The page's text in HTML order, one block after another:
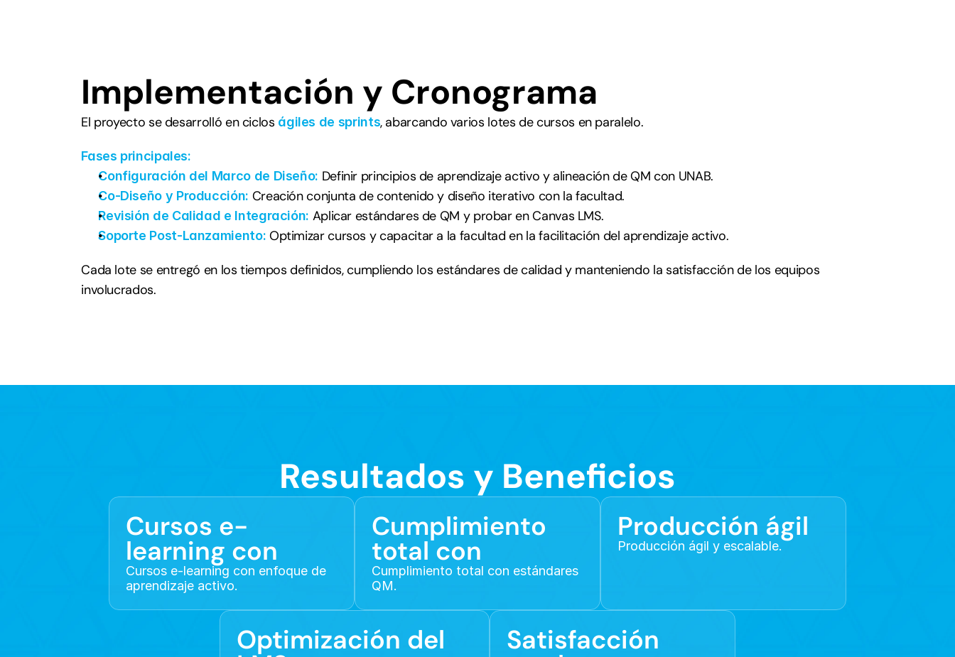
Implementación y Cronograma
El proyecto se desarrolló en ciclos ágiles de sprints, abarcando varios lotes de cursos en paralelo.
Fases principales:
Configuración del Marco de Diseño: Definir principios de aprendizaje activo y alineación de QM con UNAB.
Co-Diseño y Producción: Creación conjunta de contenido y diseño iterativo con la facultad.
Revisión de Calidad e Integración: Aplicar estándares de QM y probar en Canvas LMS.
Soporte Post-Lanzamiento: Optimizar cursos y capacitar a la facultad en la facilitación del aprendizaje activo.
Cada lote se entregó en los tiempos definidos, cumpliendo los estándares de calidad y manteniendo la satisfacción de los equipos
involucrados.
Resultados y Beneficios
Cursos e-
learning con
Cursos e-learning con enfoque de
aprendizaje activo.
Cumplimiento
total con
Cumplimiento total con estándares
QM.
Producción ágil
Producción ágil y escalable.
Optimización del Satisfacción